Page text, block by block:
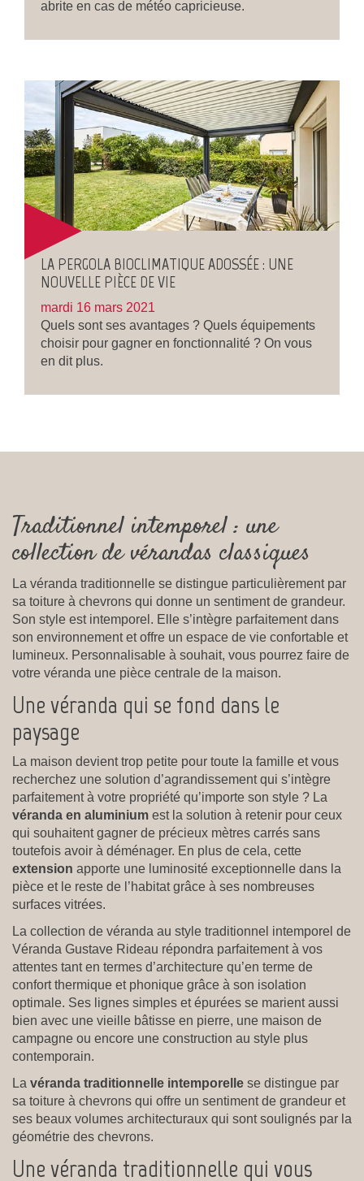
abrite en cas de météo capricieuse.
LA PERGOLA BIOCLIMATIQUE ADOSSÉE : UNE
NOUVELLE PIÈCE DE VIE
mardi 16 mars 2021
Quels sont ses avantages ? Quels équipements
choisir pour gagner en fonctionnalité ? On vous
en dit plus.
Traditionnel intemporel : une
collection de vérandas classiques
La véranda traditionnelle se distingue particulièrement par
sa toiture à chevrons qui donne un sentiment de grandeur.
Son style est intemporel. Elle s’intègre parfaitement dans
son environnement et offre un espace de vie confortable et
lumineux. Personnalisable à souhait, vous pourrez faire de
votre véranda une pièce centrale de la maison.
Une véranda qui se fond dans le
paysage
La maison devient trop petite pour toute la famille et vous
recherchez une solution d’agrandissement qui s’intègre
parfaitement à votre propriété qu’importe son style ? La
véranda en aluminium est la solution à retenir pour ceux
qui souhaitent gagner de précieux mètres carrés sans
toutefois avoir à déménager. En plus de cela, cette
extension apporte une luminosité exceptionnelle dans la
pièce et le reste de l’habitat grâce à ses nombreuses
surfaces vitrées.
La collection de véranda au style traditionnel intemporel de
Véranda Gustave Rideau répondra parfaitement à vos
attentes tant en termes d’architecture qu’en terme de
confort thermique et phonique grâce à son isolation
optimale. Ses lignes simples et épurées se marient aussi
bien avec une vieille bâtisse en pierre, une maison de
campagne ou encore une construction au style plus
contemporain.
La véranda traditionnelle intemporelle se distingue par
sa toiture à chevrons qui offre un sentiment de grandeur et
ses beaux volumes architecturaux qui sont soulignés par la
géométrie des chevrons.
Une véranda traditionnelle qui vous